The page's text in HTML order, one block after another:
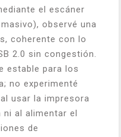
el escáner
observé una
coherente con lo
2.0 sin congestión.
estable para los
no experimenté
usar la impresora
al alimentar el
de